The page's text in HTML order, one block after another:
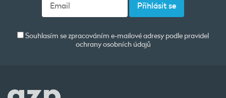
Souhlasím se zpracováním e-mailové adresy podle pravidel
ochrany osobních údajů